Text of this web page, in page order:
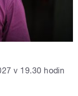
v 19.30 hodin